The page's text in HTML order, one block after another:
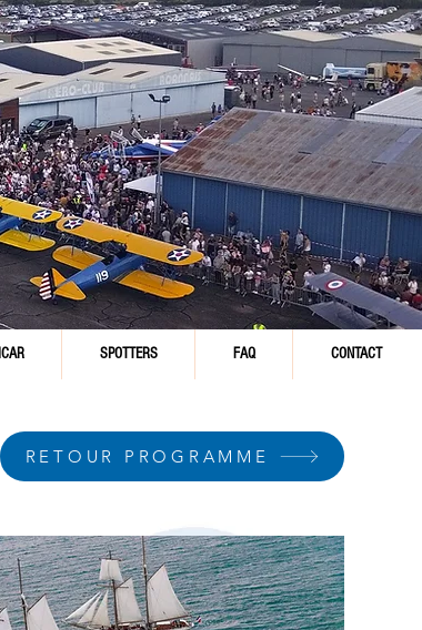
RETOUR PROGRAMME
ICAR SPOTTERS FAQ CONTACT